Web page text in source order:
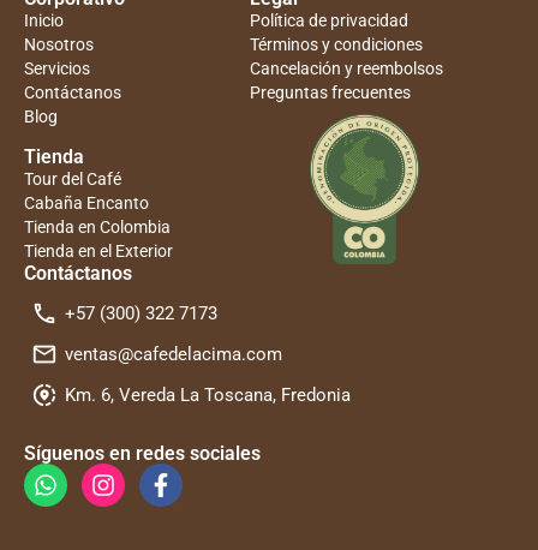
Inicio
Nosotros
Servicios
Contáctanos
Blog
Tienda
Tour del Café
Cabaña Encanto
Tienda en Colombia
Tienda en el Exterior
Política de privacidad
Términos y condiciones
Cancelación y reembolsos
Preguntas frecuentes
Contáctanos
+57 (300) 322 7173
ventas@cafedelacima.com
Km. 6, Vereda La Toscana, Fredonia
Síguenos en redes sociales